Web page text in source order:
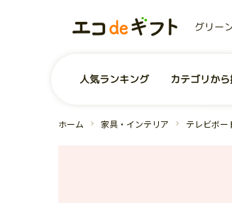
グリー
0
ユーザー
お気に入り商品
商品を探す
人気ランキング カテゴリか
ホーム 家具・インテリア テレビボー